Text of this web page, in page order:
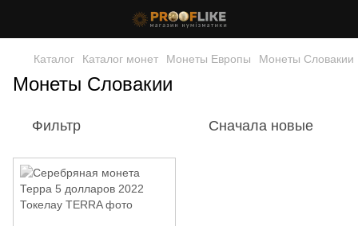
Каталог Каталог монет Монеты Европы Монеты Словакии
Монеты Словакии
Фильтр Сначала новые